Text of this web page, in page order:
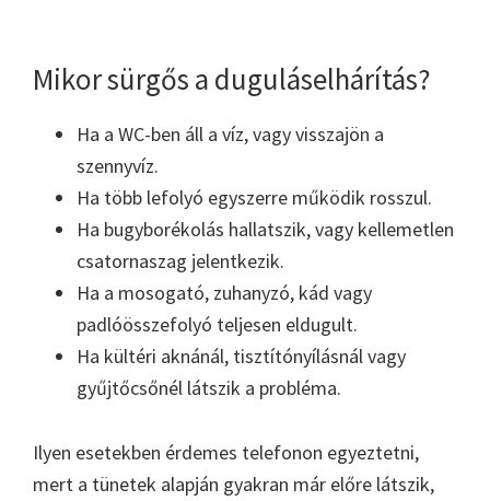
Mikor sürgős a duguláselhárítás?
Ha a WC-ben áll a víz, vagy visszajön a
szennyvíz.
Ha több lefolyó egyszerre működik rosszul.
Ha bugyborékolás hallatszik, vagy kellemetlen
csatornaszag jelentkezik.
Ha a mosogató, zuhanyzó, kád vagy
padlóösszefolyó teljesen eldugult.
Ha kültéri aknánál, tisztítónyílásnál vagy
gyűjtőcsőnél látszik a probléma.
Ilyen esetekben érdemes telefonon egyeztetni,
mert a tünetek alapján gyakran már előre látszik,